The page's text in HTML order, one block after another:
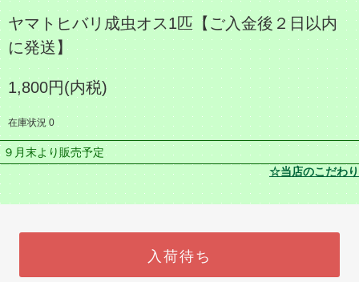
ヤマトヒバリ成虫オス1匹【ご入金後２日以内
に発送】
1,800円(内税)
在庫状況 0
９月末より販売予定
☆当店のこだわり
入荷待ち